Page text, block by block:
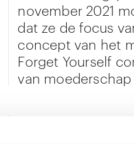
november 2021
dat ze de focus
concept van het
Forget Yourself
van